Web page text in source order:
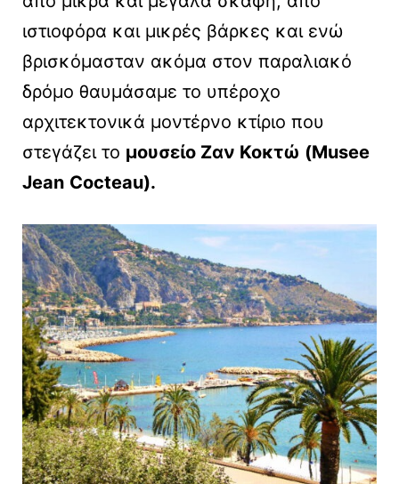
ιστιοφόρα και μικρές βάρκες και ενώ
βρισκόμασταν ακόμα στον παραλιακό
δρόμο θαυμάσαμε το υπέροχο
αρχιτεκτονικά μοντέρνο κτίριο που
στεγάζει το μουσείο Ζαν Κοκτώ (Musee
Jean Cocteau).